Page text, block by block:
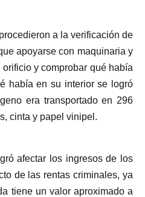
a la verificación de
apoyarse con maquinaria y
y comprobar qué había
había en su interior se logró
era transportado en 296
cinta y papel vinipel.
afectar los ingresos de los
de las rentas criminales, ya
tiene un valor aproximado a